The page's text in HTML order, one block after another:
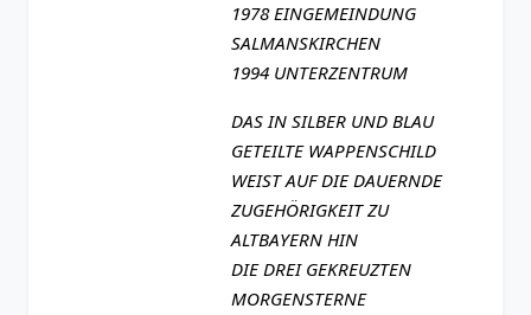
1978 EINGEMEINDUNG
SALMANSKIRCHEN
1994 UNTERZENTRUM
DAS IN SILBER UND BLAU
GETEILTE WAPPENSCHILD
WEIST AUF DIE DAUERNDE
ZUGEHÖRIGKEIT ZU
ALTBAYERN HIN
DIE DREI GEKREUZTEN
MORGENSTERNE